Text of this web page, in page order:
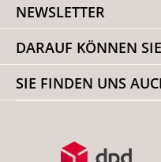
NEWSLETTER
DARAUF KÖNNEN
SIE FINDEN UNS